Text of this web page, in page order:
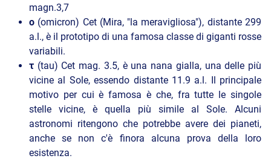
magn.3,7
ο (omicron) Cet (Mira, "la meravigliosa"), distante 299
a.l., è il prototipo di una famosa classe di giganti rosse
variabili.
τ (tau) Cet mag. 3.5, è una nana gialla, una delle più
vicine al Sole, essendo distante 11.9 a.l. Il principale
motivo per cui è famosa è che, fra tutte le singole
stelle vicine, è quella più simile al Sole. Alcuni
astronomi ritengono che potrebbe avere dei pianeti,
anche se non c'è finora alcuna prova della loro
esistenza.